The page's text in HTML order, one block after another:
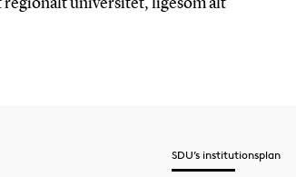
regionalt universitet, ligesom alt
SDU’s institutionsplan